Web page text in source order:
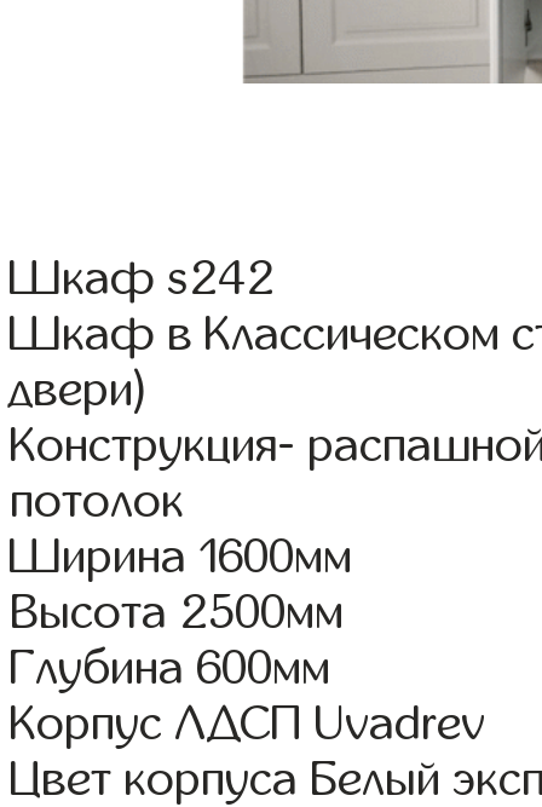
Шкаф s242
Шкаф в Классическом
двери)
Конструкция-
потолок
Ширина 1600мм
Высота 2500мм
Глубина 600мм
Корпус ЛДСП Uvadrev
Цвет корпуса Белый